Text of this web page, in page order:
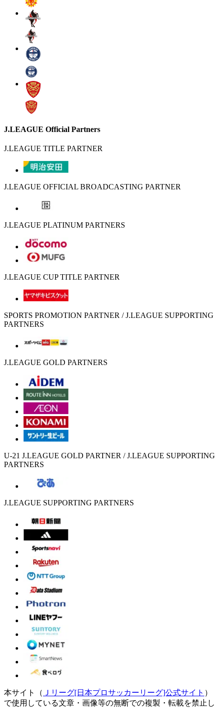
J.LEAGUE Official Partners
J.LEAGUE TITLE PARTNER
J.LEAGUE OFFICIAL BROADCASTING PARTNER
J.LEAGUE PLATINUM PARTNERS
J.LEAGUE CUP TITLE PARTNER
SPORTS PROMOTION PARTNER / J.LEAGUE SUPPORTING
PARTNERS
J.LEAGUE GOLD PARTNERS
U-21 J.LEAGUE GOLD PARTNER / J.LEAGUE SUPPORTING
PARTNERS
J.LEAGUE SUPPORTING PARTNERS
本サイト（ Ｊリーグ[日本プロサッカーリーグ]公式サイト ）
で使用している文章・画像等の無断での複製・転載を禁止し